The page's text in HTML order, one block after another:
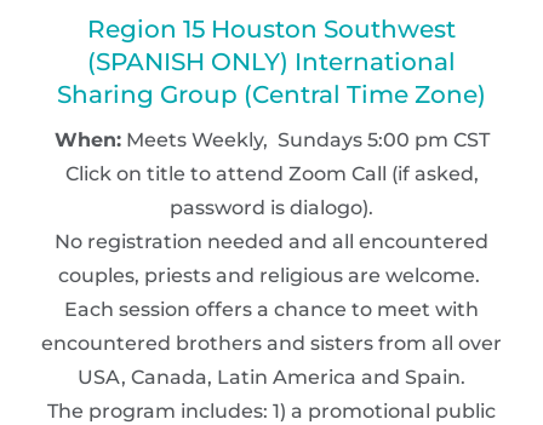
Region 15 Houston Southwest
(SPANISH ONLY) International
Sharing Group (Central Time Zone)
When:Meets Weekly, Sundays 5:00 pm CST
Click on title to attend Zoom Call (if asked,
password is dialogo).
No registration needed and all encountered
couples, priests and religious are welcome.
Each session offers a chance to meet with
encountered brothers and sisters from all over
USA, Canada, Latin America and Spain.
The program includes: 1) a promotional public